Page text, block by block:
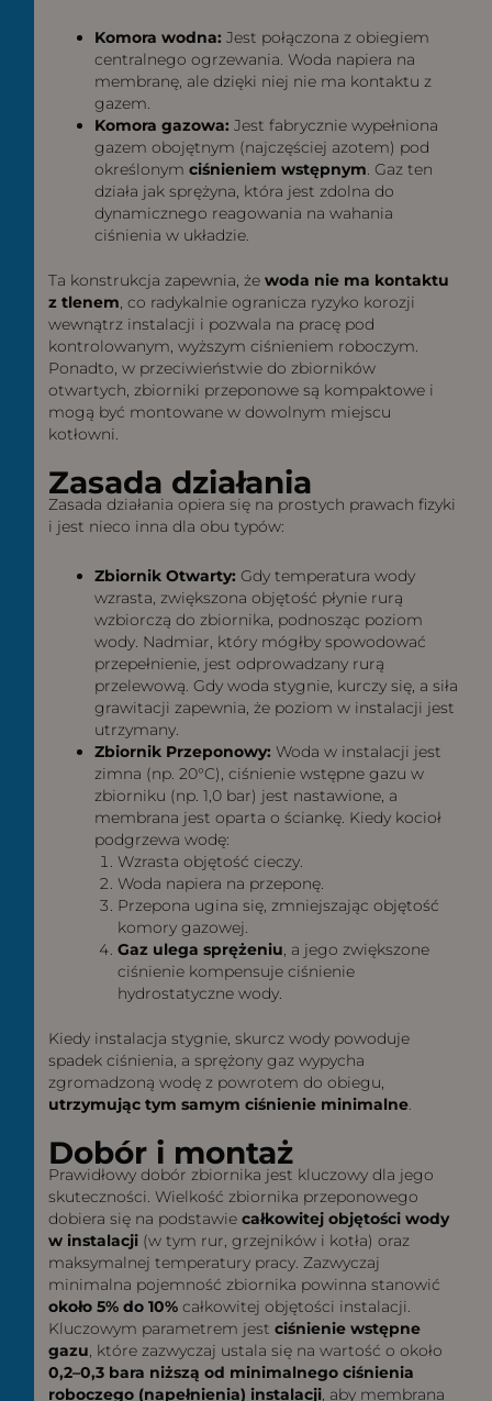
Komora wodna: Jest połączona z obiegiem
centralnego ogrzewania. Woda napiera na
membranę, ale dzięki niej nie ma kontaktu z
gazem.
Komora gazowa: Jest fabrycznie wypełniona
gazem obojętnym (najczęściej azotem) pod
określonym ciśnieniem wstępnym. Gaz ten
działa jak sprężyna, która jest zdolna do
dynamicznego reagowania na wahania
ciśnienia w układzie.
Ta konstrukcja zapewnia, że woda nie ma kontaktu
z tlenem, co radykalnie ogranicza ryzyko korozji
wewnątrz instalacji i pozwala na pracę pod
kontrolowanym, wyższym ciśnieniem roboczym.
Ponadto, w przeciwieństwie do zbiorników
otwartych, zbiorniki przeponowe są kompaktowe i
mogą być montowane w dowolnym miejscu
kotłowni.
Zasada działania
Zasada działania opiera się na prostych prawach fizyki
i jest nieco inna dla obu typów:
Zbiornik Otwarty: Gdy temperatura wody
wzrasta, zwiększona objętość płynie rurą
wzbiorczą do zbiornika, podnosząc poziom
wody. Nadmiar, który mógłby spowodować
przepełnienie, jest odprowadzany rurą
przelewową. Gdy woda stygnie, kurczy się, a siła
grawitacji zapewnia, że poziom w instalacji jest
utrzymany.
Zbiornik Przeponowy: Woda w instalacji jest
zimna (np. 20°C), ciśnienie wstępne gazu w
zbiorniku (np. 1,0 bar) jest nastawione, a
membrana jest oparta o ściankę. Kiedy kocioł
podgrzewa wodę:
Wzrasta objętość cieczy.
Woda napiera na przeponę.
Przepona ugina się, zmniejszając objętość
komory gazowej.
Gaz ulega sprężeniu, a jego zwiększone
ciśnienie kompensuje ciśnienie
hydrostatyczne wody.
Kiedy instalacja stygnie, skurcz wody powoduje
spadek ciśnienia, a sprężony gaz wypycha
zgromadzoną wodę z powrotem do obiegu,
utrzymując tym samym ciśnienie minimalne.
Dobór i montaż
Prawidłowy dobór zbiornika jest kluczowy dla jego
skuteczności. Wielkość zbiornika przeponowego
dobiera się na podstawie całkowitej objętości wody
w instalacji(w tym rur, grzejników i kotła) oraz
maksymalnej temperatury pracy. Zazwyczaj
minimalna pojemność zbiornika powinna stanowić
około 5% do 10%całkowitej objętości instalacji.
Kluczowym parametrem jest ciśnienie wstępne
gazu, które zazwyczaj ustala się na wartość o około
0,2–0,3 bara niższą od minimalnego ciśnienia
roboczego (napełnienia) instalacji, aby membrana